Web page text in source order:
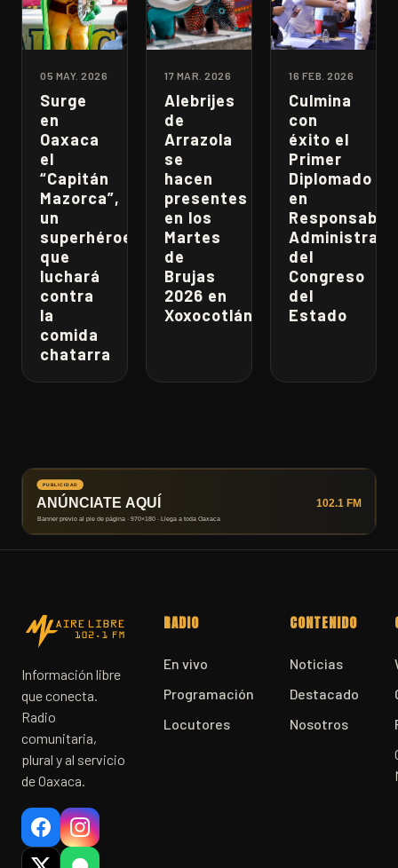
05 MAY. 2026
Surge
en
Oaxaca
el
“Capitán
Mazorca”,
un
superhéroe
que
luchará
contra
la
comida
chatarra
17 MAR. 2026
Alebrijes
de
Arrazola
se
hacen
presentes
en los
Martes
de
Brujas
2026 en
Xoxocotlán
16 FEB. 2026
Culmina
con
éxito el
Primer
Diplomado
en
del
Congreso
del
Estado
Información libre
que conecta.
Radio
comunitaria,
plural y al servicio
de Oaxaca.
RADIO
En vivo
Programación
Locutores
CONTENIDO
Noticias
Destacado
Nosotros